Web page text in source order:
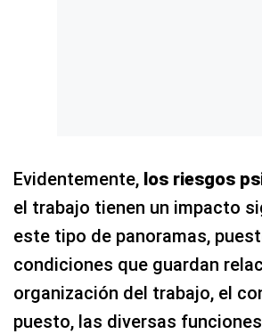
Evidentemente, los riesgos
el trabajo tienen un impacto
este tipo de panoramas,
condiciones que guardan
organización del trabajo, el
puesto, las diversas